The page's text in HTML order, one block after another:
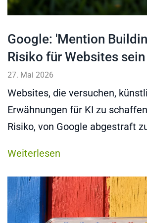
Google: 'Mention
Risiko für Websites sein
27. Mai 2026
Websites, die versuchen,
Erwähnungen für KI zu
Risiko, von Google abgestraft
Weiterlesen